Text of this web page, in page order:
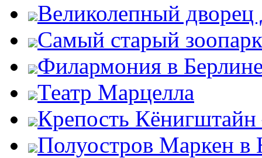
Великолепный дворец
Самый старый
Филармония в
Театр Марцелла
Крепость Кёнигштайн
Полуостров Маркен в